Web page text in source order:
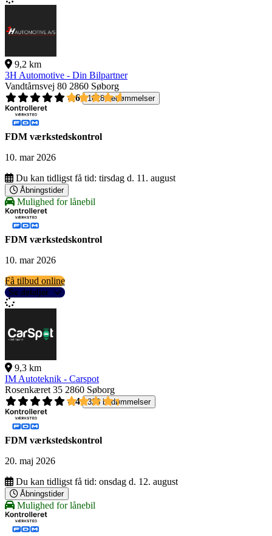
9,2 km
3H Automotive - Din Bilpartner
Vandtårnsvej 80 2860 Søborg
4,6
1618 bedømmelser
FDM værkstedskontrol
10. mar 2026
Du kan tidligst få tid: tirsdag d. 11. august
Åbningstider
Mulighed for lånebil
FDM værkstedskontrol
10. mar 2026
Få tilbud online
Se detaljer
9,3 km
IM Autoteknik - Carspot
Rosenkæret 35 2860 Søborg
4,4
326 bedømmelser
FDM værkstedskontrol
20. maj 2026
Du kan tidligst få tid: onsdag d. 12. august
Åbningstider
Mulighed for lånebil